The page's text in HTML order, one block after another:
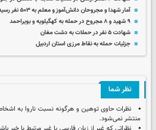
آمار شهدا و مجروحان دانش‌آموز و معلم به ۵۰۳ نفر رسید
۹ شهید و ۸ مجروح در حمله به کهگیلویه و بویراحمد
شهادت ۵ نفر در حملات به دشت مغان
جزئیات حمله به نقاط مرزی استان اردبیل
نظر شما
نظرات حاوی توهین و هرگونه نسبت ناروا به
منتشر نمی‌شود.